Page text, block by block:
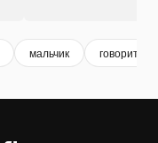
мальчик говорить